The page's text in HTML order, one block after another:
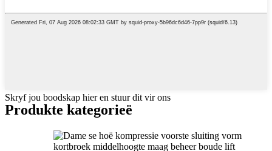
Skryf jou boodskap hier en stuur dit vir ons
Produkte kategorieë